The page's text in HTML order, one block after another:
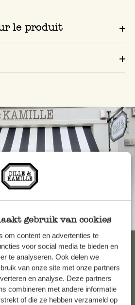
gebruik van cookies
om content en advertenties te
voor social media te bieden en
te analyseren. Ook delen we
van onze site met onze partners
en analyse. Deze partners
combineren met andere informatie
of die ze hebben verzameld op
le produit
proximité